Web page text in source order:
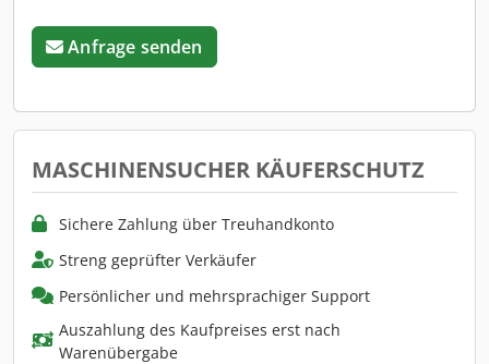
Anfrage senden
MASCHINENSUCHER KÄUFERSCHUTZ
Sichere Zahlung über Treuhandkonto
Streng geprüfter Verkäufer
Persönlicher und mehrsprachiger Support
Auszahlung des Kaufpreises erst nach
Warenübergabe